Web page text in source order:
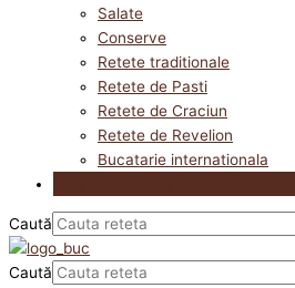
Salate
Conserve
Retete traditionale
Retete de Pasti
Retete de Craciun
Retete de Revelion
Bucatarie internationala
Caută
Caută